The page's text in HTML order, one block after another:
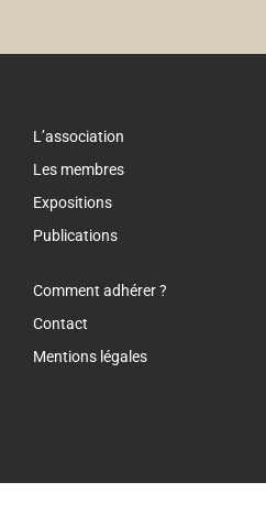
L’association
Les membres
Expositions
Publications
Comment adhérer ?
Contact
Mentions légales